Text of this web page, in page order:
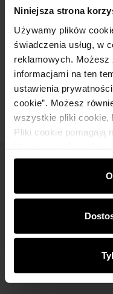
Niniejsza strona
Używamy plików
świadczenia usług, w
reklamowych. Możesz
informacjami na ten
ustawienia
cookie”. Możesz
wszystkie pliki cookie,
Pliki cookie pomagają
wyświetlać im
rekomendacje oraz
najnowszych
partnerom
analitycznym.
podczas korzystania z
Szczegóły
Skład i wymiary
Opinie
Bądź na bieżąco z